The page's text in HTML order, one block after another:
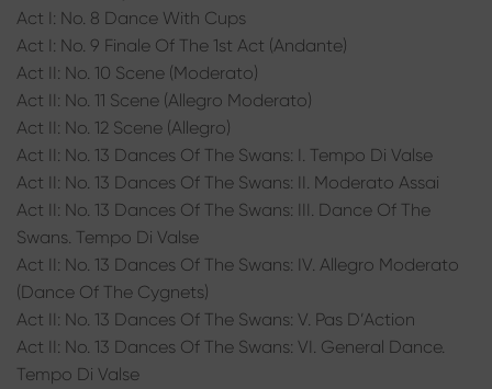
Act I: No. 8 Dance With Cups
Act I: No. 9 Finale Of The 1st Act (Andante)
Act II: No. 10 Scene (Moderato)
Act II: No. 11 Scene (Allegro Moderato)
Act II: No. 12 Scene (Allegro)
Act II: No. 13 Dances Of The Swans: I. Tempo Di Valse
Act II: No. 13 Dances Of The Swans: II. Moderato Assai
Act II: No. 13 Dances Of The Swans: III. Dance Of The
Swans. Tempo Di Valse
Act II: No. 13 Dances Of The Swans: IV. Allegro Moderato
(Dance Of The Cygnets)
Act II: No. 13 Dances Of The Swans: V. Pas D’Action
Act II: No. 13 Dances Of The Swans: VI. General Dance.
Tempo Di Valse